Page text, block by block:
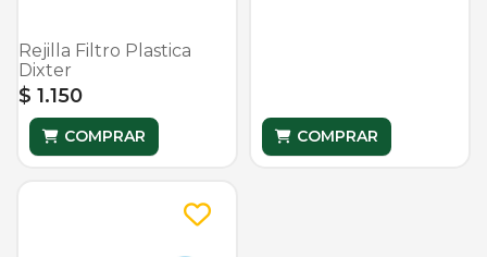
Rejilla Filtro Plastica
Dixter
$ 1.150
COMPRAR COMPRAR